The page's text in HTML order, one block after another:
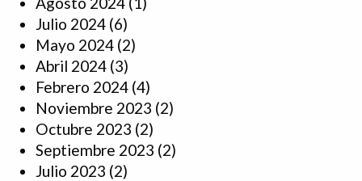
Julio 2024 (6)
Mayo 2024 (2)
Abril 2024 (3)
Febrero 2024 (4)
Noviembre 2023 (2)
Octubre 2023 (2)
Septiembre 2023 (2)
Julio 2023 (2)